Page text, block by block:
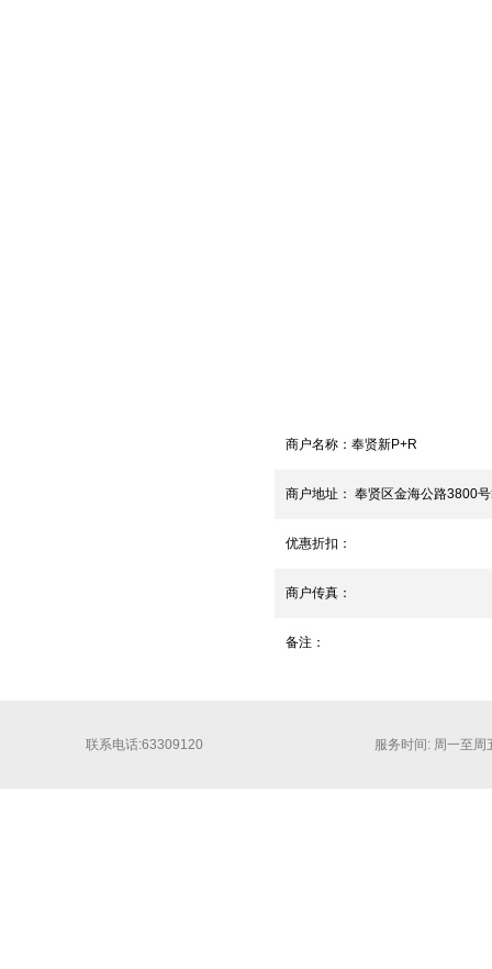
商户名称： 奉贤新P+R
商户地址： 奉贤区金海公路3800
优惠折扣：
商户传真：
备注：
联系电话:63309120 服务时间: 周一至